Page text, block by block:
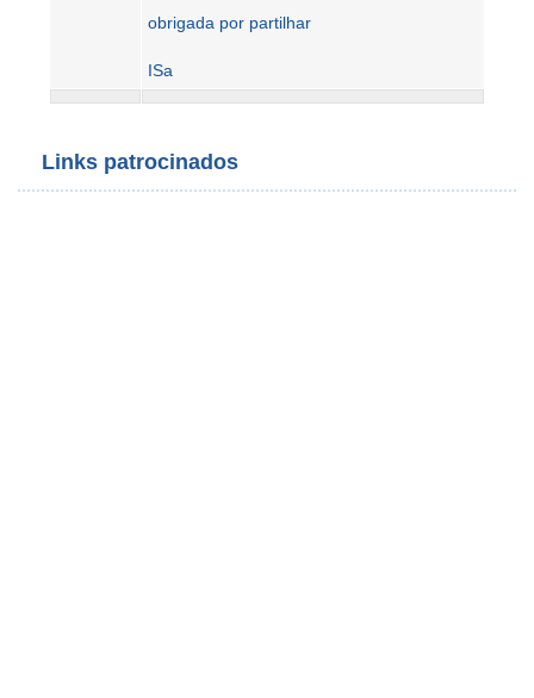
obrigada por partilhar
ISa
Links patrocinados